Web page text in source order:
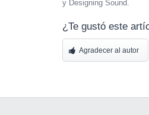
y Designing Sound.
¿Te gustó este
Agradecer al autor